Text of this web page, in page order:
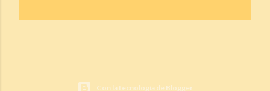
Con la tecnología de Blogger